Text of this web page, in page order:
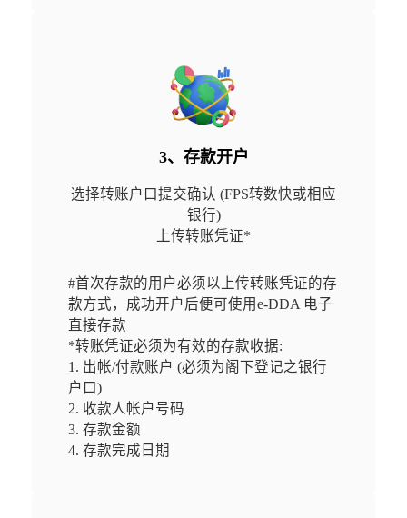
3、存款开户
选择转账户口提交确认 (FPS转数快或相应
银行)
上传转账凭证*
#首次存款的用户必须以上传转账凭证的存
款方式，成功开户后便可使用e-DDA 电子
直接存款
*转账凭证必须为有效的存款收据:
1. 出帐/付款账户 (必须为阁下登记之银行
户口)
2. 收款人帐户号码
3. 存款金额
4. 存款完成日期